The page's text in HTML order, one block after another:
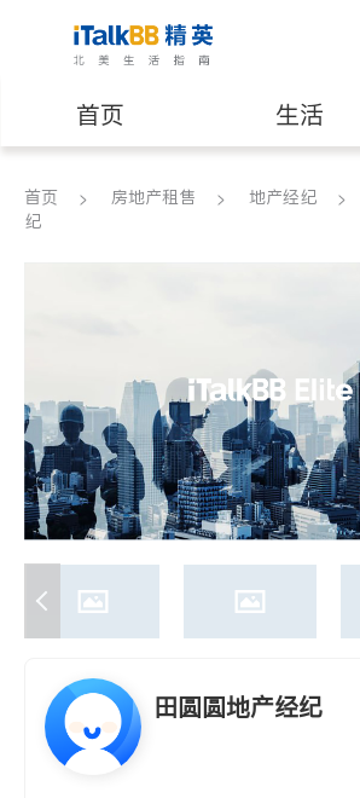
首页 生活
医生 律师
养老 非盈利组织
首页 房地产租售 地产经纪
纪
田圆圆地产经纪